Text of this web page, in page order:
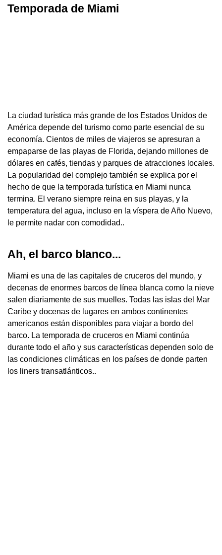
Temporada de Miami
La ciudad turística más grande de los Estados Unidos de
América depende del turismo como parte esencial de su
economía. Cientos de miles de viajeros se apresuran a
empaparse de las playas de Florida, dejando millones de
dólares en cafés, tiendas y parques de atracciones locales.
La popularidad del complejo también se explica por el
hecho de que la temporada turística en Miami nunca
termina. El verano siempre reina en sus playas, y la
temperatura del agua, incluso en la víspera de Año Nuevo,
le permite nadar con comodidad..
Ah, el barco blanco...
Miami es una de las capitales de cruceros del mundo, y
decenas de enormes barcos de línea blanca como la nieve
salen diariamente de sus muelles. Todas las islas del Mar
Caribe y docenas de lugares en ambos continentes
americanos están disponibles para viajar a bordo del
barco. La temporada de cruceros en Miami continúa
durante todo el año y sus características dependen solo de
las condiciones climáticas en los países de donde parten
los liners transatlánticos..